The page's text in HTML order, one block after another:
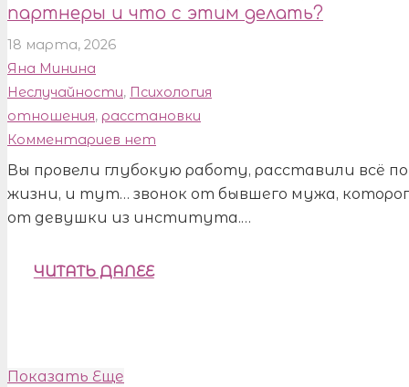
партнеры и что с этим делать?
18 марта, 2026
Яна Минина
Неслучайности, Психология
отношения, расстановки
Комментариев нет
Вы провели глубокую работу, расставили всё
жизни, и тут… звонок от бывшего мужа,
от девушки из института.…
ЧИТАТЬ ДАЛЕЕ
Показать Еще